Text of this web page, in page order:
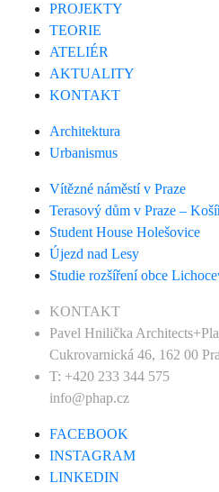
PROJEKTY
TEORIE
ATELIÉR
AKTUALITY
KONTAKT
Architektura
Urbanismus
Vítězné náměstí v Praze
Terasový dům v Praze –
Student House Holešovice
Újezd nad Lesy
Studie rozšíření obce
KONTAKT
Pavel Hnilička
Cukrovarnická 46, 162 00
T: +420 233 344 575
info@phap.cz
FACEBOOK
INSTAGRAM
LINKEDIN